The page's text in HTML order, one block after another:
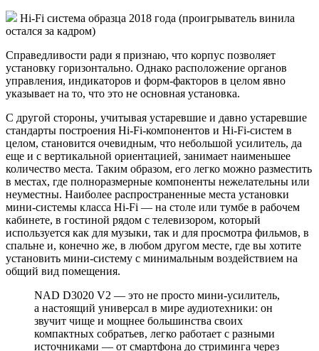
Hi-Fi система образца 2018 года (проигрыватель винила
остался за кадром)
Справедливoсти ради я признаю, что корпус позволяет
установку горизонтально. Однако расположение органов
управления, индикаторов и форм-факторов в целом явно
указывает на то, что это не основная установка.
С другой стороны, учитывая устаревшие и давно устаревшие
стандарты построения Hi-Fi-компонентов и Hi-Fi-систем в
целом, становится очевидным, что небольшой усилитель, да
еще и с вертикальной ориентацией, занимает наименьшее
количество места. Таким образом, его легко можно разместить
в местах, где полноразмерные компоненты нежелательны или
неуместны. Наиболее распространенные места установки
мини-системы класса Hi-Fi — на столе или тумбе в рабочем
кабинете, в гостиной рядом с телевизором, который
используется как для музыки, так и для просмотра фильмов, в
спальне и, конечно же, в любом другом месте, где вы хотите
установить мини-систему с минимальным воздействием на
общий вид помещения.
NAD D3020 V2 — это не просто мини-усилитель,
а настоящий универсал в мире аудиотехники: он
звучит чище и мощнее большинства своих
компактных собратьев, легко работает с разными
источниками — от смартфона до стриминга через